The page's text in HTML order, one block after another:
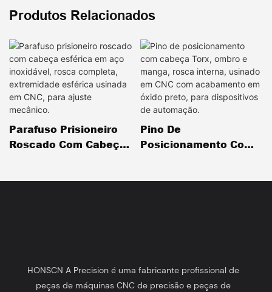
Produtos Relacionados
Parafuso Prisioneiro
Roscado Com Cabeça
Pino De
Posicionamento Com
HONSCN A Precision é uma fabricante profissional de
peças de máquinas CNC de precisão e peças de